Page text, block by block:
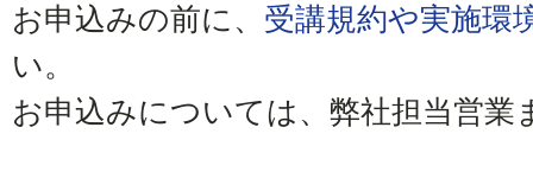
お申込みの前に、 受講規約や実施環
い。
お申込みについては、弊社担当営業